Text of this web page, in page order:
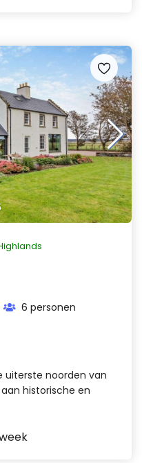
6 personen
uiterste noorden van
historische en